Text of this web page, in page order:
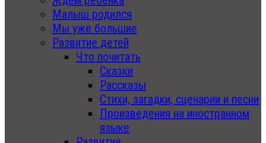
Малыш родился
Мы уже большие
Развитие детей
Что почитать
Сказки
Рассказы
Стихи, загадки, сценарии и песни
Произведения на иностранном
языке